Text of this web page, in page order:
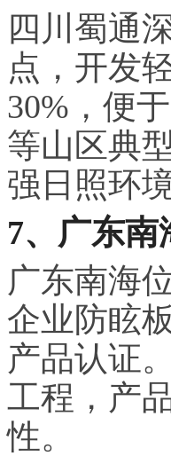
四川蜀通
点，开发
30%，便
等山区典
强日照环境
7、广东
广东南海
企业防眩
产品认证
工程，产
性。